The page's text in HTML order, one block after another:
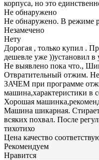
корпуса, но это
Не обнаружено
Не обнаружено. В режиме
Незамечено
Нету
Дорогая , только купил .
дешевле уже ))установил в
Не выявлено пока что.,
Отвратительный отжим.
ЗАЧЕМ при программе
машина,характеристики в
Хорошая
Машина шикарная.
всяких похвал. После
тихотихо
Цена качество
Рекомендуем
Нравится